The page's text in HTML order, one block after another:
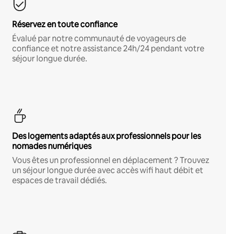
Réservez en toute confiance
Évalué par notre communauté de voyageurs de
confiance et notre assistance 24h/24 pendant votre
séjour longue durée.
Des logements adaptés aux professionnels pour les
nomades numériques
Vous êtes un professionnel en déplacement ? Trouvez
un séjour longue durée avec accès wifi haut débit et
espaces de travail dédiés.